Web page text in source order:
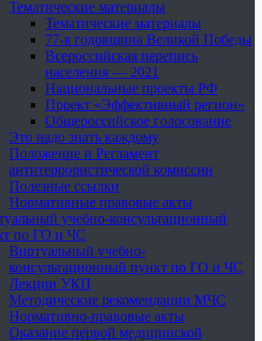
Тематические материалы
Тематические материалы
77-я годовщина Великой Победы
Всероссийская перепись
населения — 2021
Национальные проекты РФ
Проект «Эффективный регион»
Общероссийское голосование
Это надо знать каждому
Положение и Регламент
антитеррористической комиссии
Полезные ссылки
Нормативные правовые акты
учебно-консультационный
по ГО и ЧС
Виртуальный учебно-
консультационный пункт по ГО и ЧС
Лекции УКП
Методические рекомендации МЧС
Нормативно-правовые акты
Оказание первой медицинской